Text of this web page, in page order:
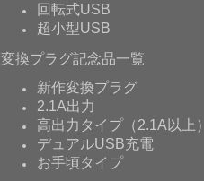
回転式USB
超小型USB
変換プラグ記念品一覧
新作変換プラグ
2.1A出力
高出力タイプ（2.1A以上）
デュアルUSB充電
お手頃タイプ